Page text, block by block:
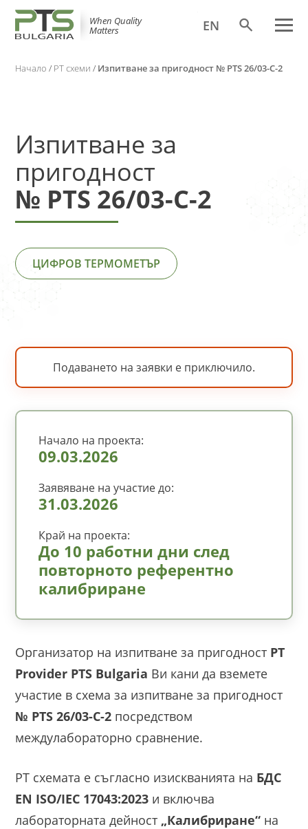
When Quality
Matters EN
Начало / PT схеми / Изпитване за пригодност № PTS 26/03-C-2
Изпитване за
пригодност
№ PTS 26/03-C-2
ЦИФРОВ ТЕРМОМЕТЪР
Подаването на заявки е приключило.
Начало на проекта:
09.03.2026
Заявяване на участие до:
31.03.2026
Край на проекта:
До 10 работни дни след
повторното референтно
калибриране
Организатор на изпитване за пригодност PT
Provider PTS Bulgaria Ви кани да вземете
участие в схема за изпитване за пригодност
№ PTS 26/03-C-2 посредством
междулабораторно сравнение.
РТ схемата е съгласно изискванията на БДС
EN ISO/IEC 17043:2023 и включва
лабораторната дейност „Калибриране“ на